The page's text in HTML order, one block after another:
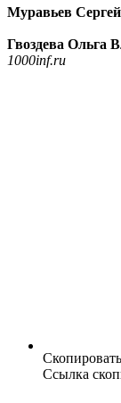
Муравьев
Гвоздева Ольга
1000inf.ru
Ссылка